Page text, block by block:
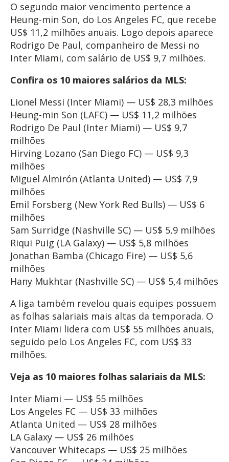
O segundo maior vencimento pertence a
Heung-min Son, do Los Angeles FC, que recebe
US$ 11,2 milhões anuais. Logo depois aparece
Rodrigo De Paul, companheiro de Messi no
Inter Miami, com salário de US$ 9,7 milhões.
Confira os 10 maiores salários da MLS:
Lionel Messi (Inter Miami) — US$ 28,3 milhões
Heung-min Son (LAFC) — US$ 11,2 milhões
Rodrigo De Paul (Inter Miami) — US$ 9,7
milhões
Hirving Lozano (San Diego FC) — US$ 9,3
milhões
Miguel Almirón (Atlanta United) — US$ 7,9
milhões
Emil Forsberg (New York Red Bulls) — US$ 6
milhões
Sam Surridge (Nashville SC) — US$ 5,9 milhões
Riqui Puig (LA Galaxy) — US$ 5,8 milhões
Jonathan Bamba (Chicago Fire) — US$ 5,6
milhões
Hany Mukhtar (Nashville SC) — US$ 5,4 milhões
A liga também revelou quais equipes possuem
as folhas salariais mais altas da temporada. O
Inter Miami lidera com US$ 55 milhões anuais,
seguido pelo Los Angeles FC, com US$ 33
milhões.
Veja as 10 maiores folhas salariais da MLS:
Inter Miami — US$ 55 milhões
Los Angeles FC — US$ 33 milhões
Atlanta United — US$ 28 milhões
LA Galaxy — US$ 26 milhões
Vancouver Whitecaps — US$ 25 milhões